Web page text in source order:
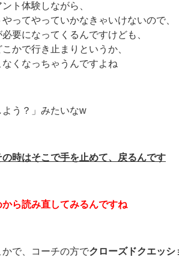
ト体験しながら、
ってやっていかなきゃいけないので、
要になってくるんですけども、
かで行き止まりというか、
くなっちゃうんですよね
よう？」みたいなw
時はそこで手を止めて、戻るんです
ら読み直してみるんですね
で、コーチの方でクローズドクエッシ